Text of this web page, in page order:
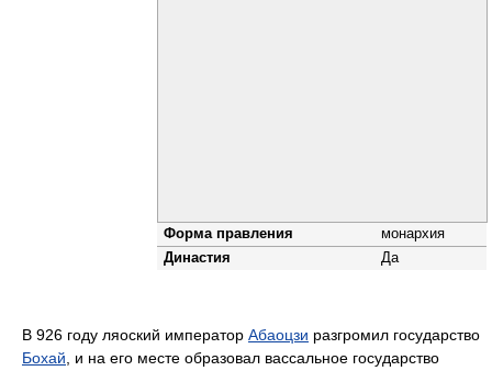
Форма правления
монархия
Династия
Да
В 926 году ляоский император Абаоцзи разгромил государство
Бохай , и на его месте образовал вассальное государство